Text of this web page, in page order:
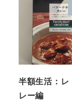
半額生活：レ
レー編